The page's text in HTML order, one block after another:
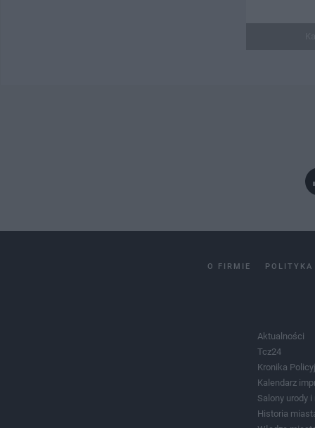
O FIRMIE POLITYKA
Aktualności
Tcz24
Kronika
Kalendarz
Salony urody i
Historia